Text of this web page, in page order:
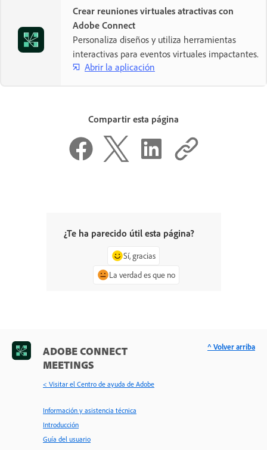
Crear reuniones virtuales atractivas con
Adobe Connect
Personaliza diseños y utiliza herramientas
interactivas para eventos virtuales impactantes.
Abrir la aplicación
Compartir esta página
¿Te ha parecido útil esta página?
Sí, gracias
La verdad es que no
ADOBE CONNECT
MEETINGS
< Visitar el Centro de ayuda de Adobe
Información y asistencia técnica
Introducción
Guía del usuario
^ Volver arriba